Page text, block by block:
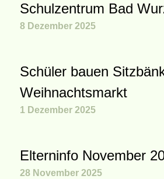
Schulzentrum Bad
8 Dezember 2025
Schüler bauen
Weihnachtsmarkt
1 Dezember 2025
Elterninfo November
28 November 2025